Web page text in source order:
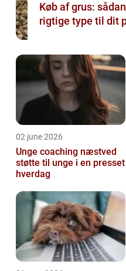
Køb af grus:
rigtige type til dit
02 june 2026
Unge coaching næstved
støtte til unge i en presset
hverdag